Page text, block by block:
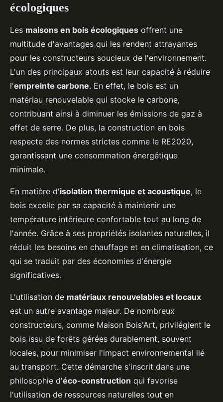
écologiques
Les maisons en bois écologiques offrent une
multitude d'avantages qui les rendent attrayantes
pour les constructeurs soucieux de l'environnement.
L'un des principaux atouts est leur capacité à réduire
l'empreinte carbone. En effet, le bois est un
matériau renouvelable qui stocke le carbone,
contribuant ainsi à diminuer les émissions de gaz à
effet de serre. De plus, la construction en bois
respecte des normes strictes comme le RE2020,
garantissant une consommation énergétique
minimale.
En matière d'isolation thermique et acoustique, le
bois excelle par sa capacité à maintenir une
température intérieure confortable tout au long de
l'année. Grâce à ses propriétés isolantes naturelles, il
réduit les besoins en chauffage et en climatisation, ce
qui se traduit par des économies d'énergie
significatives.
L'utilisation de matériaux renouvelables et locaux
est un autre avantage majeur. De nombreux
constructeurs, comme Maison Bois'Art, privilégient le
bois issu de forêts gérées durablement, souvent
locales, pour minimiser l'impact environnemental lié
au transport. Cette démarche s'inscrit dans une
philosophie d'éco-construction qui favorise
l'utilisation de ressources naturelles tout en